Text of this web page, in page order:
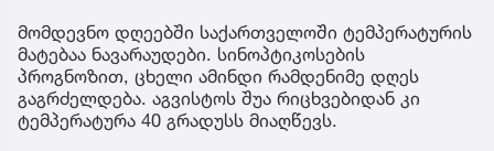
მომდევნო დღეებში საქართველოში ტემპერატურის
მატებაა ნავარაუდები. სინოპტიკოსების
პროგნოზით, ცხელი ამინდი რამდენიმე დღეს
გაგრძელდება. აგვისტოს შუა რიცხვებიდან კი
ტემპერატურა 40 გრადუსს მიაღწევს.